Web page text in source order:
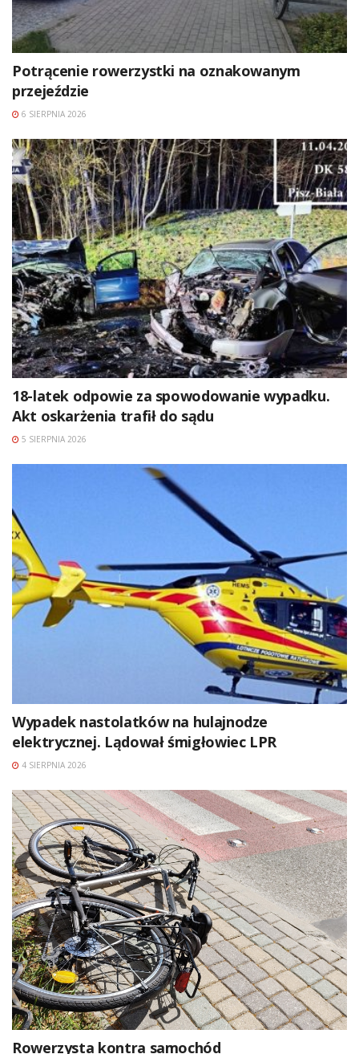
Potrącenie rowerzystki na oznakowanym
przejeździe
6 SIERPNIA 2026
18-latek odpowie za spowodowanie wypadku.
Akt oskarżenia trafił do sądu
5 SIERPNIA 2026
Wypadek nastolatków na hulajnodze
elektrycznej. Lądował śmigłowiec LPR
4 SIERPNIA 2026
Rowerzysta kontra samochód